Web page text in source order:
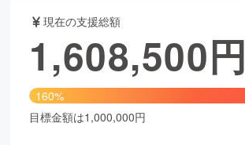
ォーマンス
ファッション
現在の支援総額
1,608,500円
160%
目標金額は1,000,000円